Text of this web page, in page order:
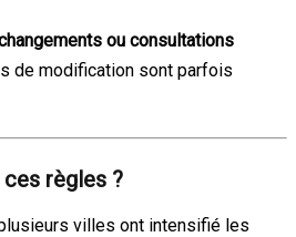
ou consultations
de modification sont parfois
règles ?
villes ont intensifié les